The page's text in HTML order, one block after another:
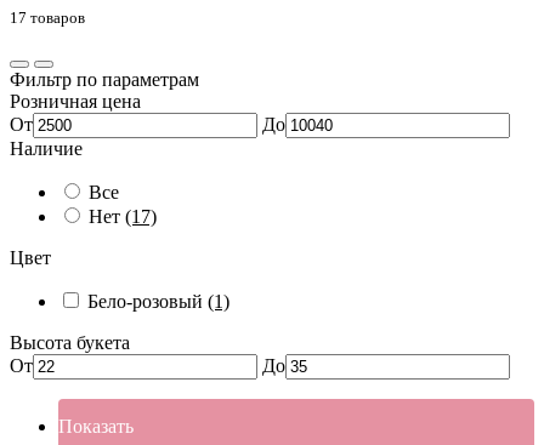
17 товаров
Фильтр по параметрам
Розничная цена
От
До
Наличие
Все
Нет (17)
Цвет
Бело-розовый (1)
Высота букета
От
До
Показать